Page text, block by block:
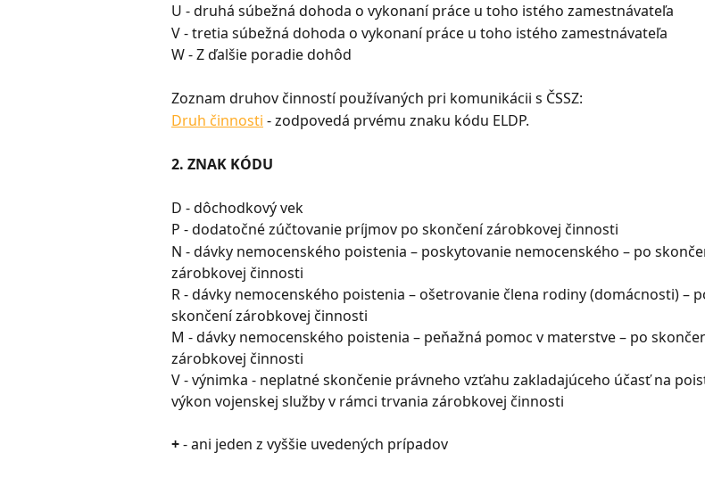
U - druhá súbežná dohoda o vykonaní práce u toho istého zamestnávateľa
V - tretia súbežná dohoda o vykonaní práce u toho istého zamestnávateľa
W - Z ďalšie poradie dohôd
Zoznam druhov činností používaných pri komunikácii s ČSSZ:
Druh činnosti - zodpovedá prvému znaku kódu ELDP.
2. ZNAK KÓDU
D - dôchodkový vek
P - dodatočné zúčtovanie príjmov po skončení zárobkovej činnosti
N - dávky nemocenského poistenia – poskytovanie nemocenského – po
zárobkovej činnosti
R - dávky nemocenského poistenia – ošetrovanie člena rodiny (domácnosti) –
skončení zárobkovej činnosti
M - dávky nemocenského poistenia – peňažná pomoc v materstve – po
zárobkovej činnosti
V - výnimka - neplatné skončenie právneho vzťahu zakladajúceho účasť na
výkon vojenskej služby v rámci trvania zárobkovej činnosti
+ - ani jeden z vyššie uvedených prípadov